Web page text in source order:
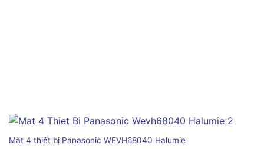
Mặt 4 thiết bị Panasonic WEVH68040 Halumie